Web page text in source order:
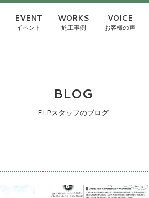
EVENT
イベント
WORKS
施工事例
VOICE
お客様の声
BLOG
ELPスタッフのブログ